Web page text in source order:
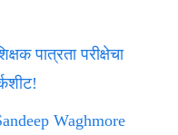
पात्रता परीक्षेचा
Waghmore